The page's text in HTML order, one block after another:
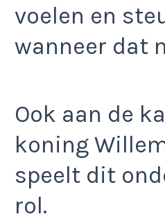
voelen en
wanneer dat
Ook aan de
koning
speelt dit
rol.